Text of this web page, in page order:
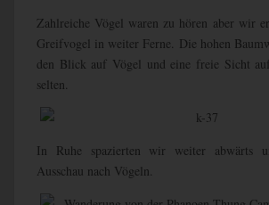
Zahlreiche Vögel waren zu hören aber wir
Greifvogel in weiter Ferne. Die hohen
den Blick auf Vögel und eine freie Sicht
selten.
In Ruhe spazierten wir weiter abwärts
Ausschau nach Vögeln.